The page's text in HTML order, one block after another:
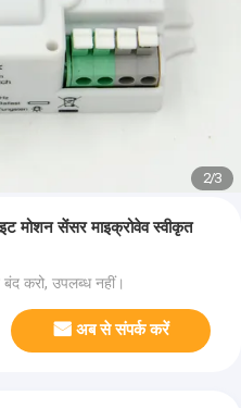
2/3
मोशन सेंसर माइक्रोवेव स्वीकृत
करो, उपलब्ध नहीं।
अब से संपर्क करें